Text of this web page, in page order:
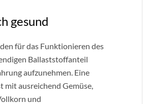
gesund
für das Funktionieren des
Ballaststoffanteil
aufzunehmen. Eine
mit ausreichend Gemüse,
und